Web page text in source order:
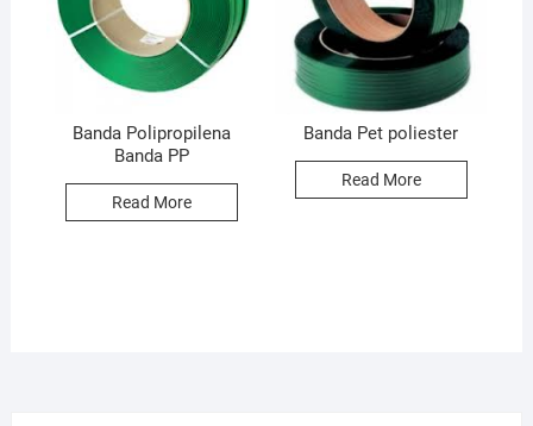
Banda Polipropilena
Banda PP
Read More
Banda Pet poliester
Read More